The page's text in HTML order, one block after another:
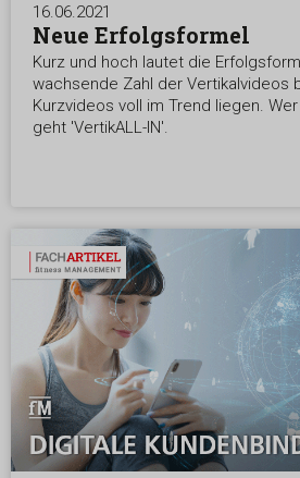
16.06.2021
Neue Erfolgsformel
Kurz und hoch lautet die
wachsende Zahl der Vertikalvideos
Kurzvideos voll im Trend liegen.
geht 'VertikALL-IN'.